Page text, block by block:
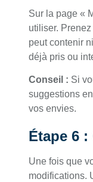
Sur la page «
utiliser.
peut contenir
déjà pris ou
Conseil : Si
suggestions
vos envies.
Étape 6
Une fois que
modifications.